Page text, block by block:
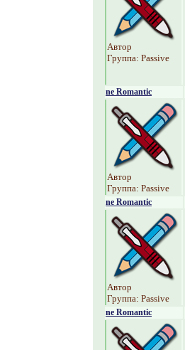
Автор
Группа: Passive
ne Romantic
Автор
Группа: Passive
ne Romantic
Автор
Группа: Passive
ne Romantic